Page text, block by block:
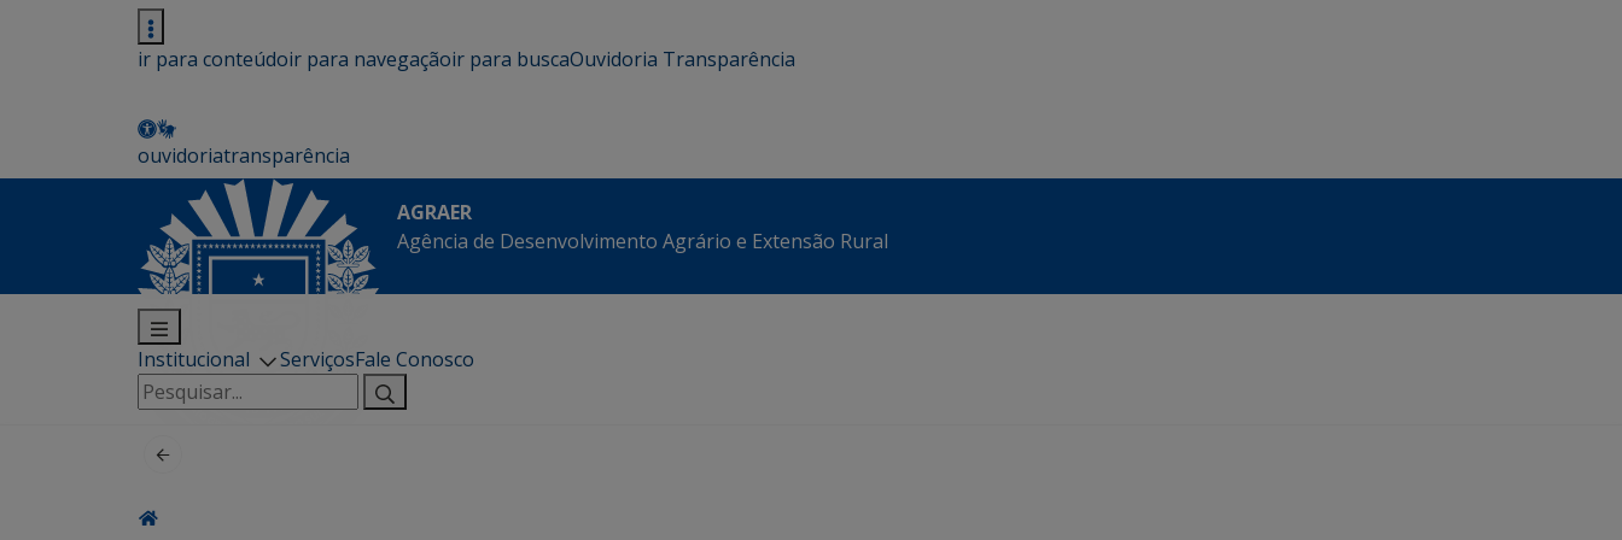
ir para conteúdoir para navegaçãoir para buscaOuvidoria Transparência
ouvidoriatransparência
AGRAER
Agência de Desenvolvimento Agrário e Extensão Rural
Institucional ServiçosFale Conosco
Pesquisar
por: